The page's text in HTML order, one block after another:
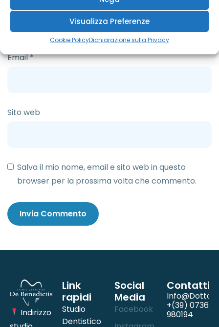
Visualizza Preferenze
Cookie PolicyDichiarazione sulla Privacy
Email*
Sito web
Salva il mio nome, email e sito web in questo
browser per la prossima volta che commento.
Indirizzo
Link
rapidi
Studio
Dentistico
Social
Media
Facebook
Contatti
+(39) 0736
980194